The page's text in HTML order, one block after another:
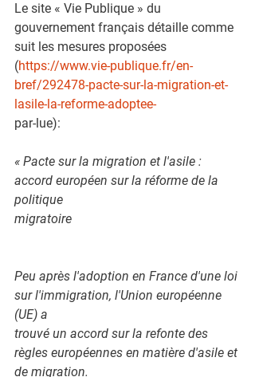
Le site « Vie Publique » du
gouvernement français détaille comme
suit les mesures proposées
(https://www.vie-publique.fr/en-
bref/292478-pacte-sur-la-migration-et-
lasile-la-reforme-adoptee-
par-lue):
« Pacte sur la migration et l'asile :
accord européen sur la réforme de la
politique
migratoire
Peu après l'adoption en France d'une loi
sur l'immigration, l'Union européenne
(UE) a
trouvé un accord sur la refonte des
règles européennes en matière d'asile et
de migration.